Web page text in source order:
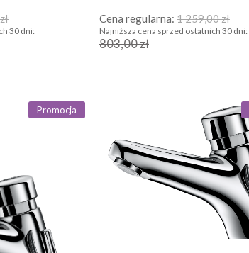
30 dni:
Cena regularna: 1 259,00 zł
Najniższa cena sprzed ostatnich 30 dni:
803,00 zł
Promocja